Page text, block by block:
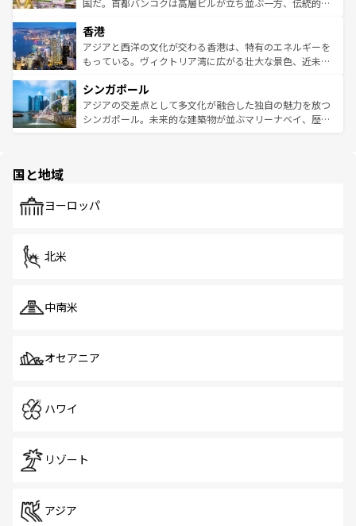
とつ。フォーやバインミー、ベトナムコーヒーなどは、ぜ
ひ現地で味わいたい。どの地域を訪れてもあたたかい人々
が旅行者を迎えてくれるので、きっと忘れられない旅にな
参照してほしい。
国だ。首都バンコクは高層ビルが立ち並ぶ一方、伝統的な
の活気が交差している。北部ではチェンマイなどの山岳地
帯で自然と触れ合い、南部ではプーケットやクラビの美し
いビーチでリゾート気分を楽しむことができる。タイ料理
激する。気候は一年中温暖で、どの季節にも異なる楽しみ
が待っている。親しみやすいタイの人々、仏教を中心とし
た文化、そして多様な観光資源が、訪れる旅人を魅了し続
香港
アジアと西洋の文化が交わる香港は、特有のエネルギーを
もっている。ヴィクトリア湾に広がる壮大な景色、近未来
み、どこを訪れても感動するはず。観光スポットが密集し
ており、効率よく見どころを回れるのも魅力。息をのむよ
うな絶景から文化的な体験まで、香港を存分に楽しみ尽く
シンガポール
アジアの交差点として多文化が融合した独自の魅力を放つ
シンガポール。未来的な建築物が並ぶマリーナベイ、歴史
で、ホーカーズは地元の風情を楽しめる外せないスポット
国と地域
ヨーロッパ
北米
中南米
オセアニア
ハワイ
リゾート
アジア